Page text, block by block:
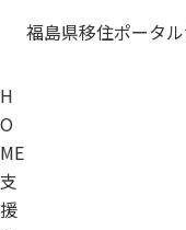
福島県移住ポータ
H
O
ME
支
援